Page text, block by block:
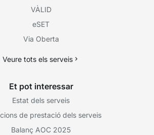
VÀLID
eSET
Via Oberta
Veure tots els serveis
Et pot interessar
Estat dels serveis
de prestació dels serveis
Balanç AOC 2025